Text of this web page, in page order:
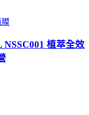
膜
植萃全效